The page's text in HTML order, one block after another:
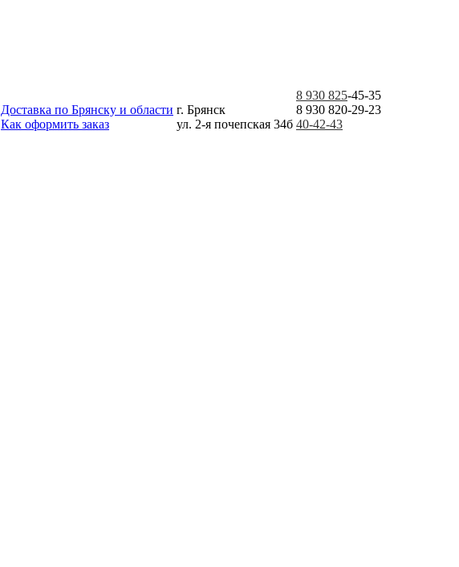
Доставка по Брянску и области
Как оформить заказ
г. Брянск
ул. 2-я почепская 34б
8 930 825-45-35
8 930 820-29-23
40-42-43